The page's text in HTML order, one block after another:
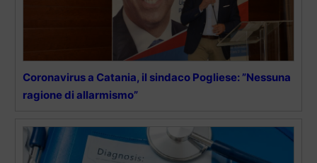
Coronavirus a Catania, il sindaco Pogliese: ”Nessuna
ragione di allarmismo”